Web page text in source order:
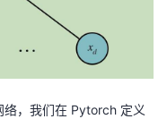
，我们在 Pytorch 定义